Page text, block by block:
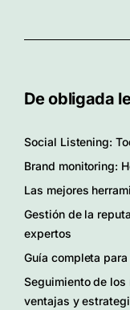
De obligada
Social Listening:
Brand monitoring:
Las mejores
Gestión de la
expertos
Guía completa
Seguimiento de
ventajas y